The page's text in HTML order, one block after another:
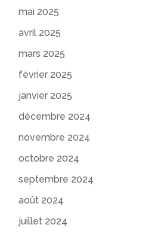
mai 2025
avril 2025
mars 2025
février 2025
janvier 2025
décembre 2024
novembre 2024
octobre 2024
septembre 2024
août 2024
juillet 2024